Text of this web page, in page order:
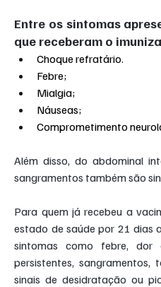
Entre os sintomas
que receberam o
Choque refratário.
Febre;
Mialgia;
Náuseas;
Comprometimento
Além disso, do abdominal
sangramentos também são
Para quem já recebeu a
estado de saúde por 21 dias
sintomas como febre, dor
persistentes, sangramentos,
sinais de desidratação ou